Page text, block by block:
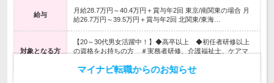
給与
月給28.7万円～40.4万円＋賞与年2回 東京/南関東の場合 月
給26.7万円～39.5万円＋賞与年2回 北関東/東海…
対象となる方
【20～30代男女活躍中！】◆高卒以上 ◆初任者研修以上
の資格をお持ちの方 ＃実務者研修、介護福祉士、ケアマ
マイナビ転職からのお知らせ